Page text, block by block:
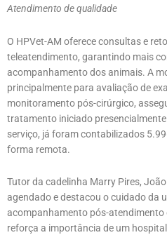
Atendimento de qualidade
O HPVet-AM oferece consultas e
teleatendimento, garantindo mais
acompanhamento dos animais. A
principalmente para avaliação de
monitoramento pós-cirúrgico,
tratamento iniciado
serviço, já foram contabilizados
forma remota.
Tutor da cadelinha Marry Pires,
agendado e destacou o cuidado da
acompanhamento pós-atendimento
reforça a importância de um